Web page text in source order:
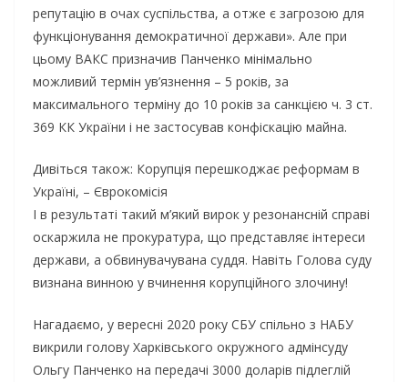
репутацію в очах суспільства, а отже є загрозою для
функціонування демократичної держави». Але при
цьому ВАКС призначив Панченко мінімально
можливий термін ув’язнення – 5 років, за
максимального терміну до 10 років за санкцією ч. 3 ст.
369 КК України і не застосував конфіскацію майна.
Дивіться також: Корупція перешкоджає реформам в
Україні, – Єврокомісія
І в результаті такий м’який вирок у резонансній справі
оскаржила не прокуратура, що представляє інтереси
держави, а обвинувачувана суддя. Навіть Голова суду
визнана винною у вчинення корупційного злочину!
Нагадаємо, у вересні 2020 року СБУ спільно з НАБУ
викрили голову Харківського окружного адмінсуду
Ольгу Панченко на передачі 3000 доларів підлеглій